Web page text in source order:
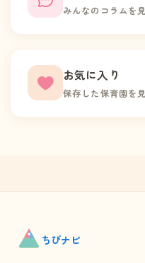
みんなのコラムを
お気に入り
保存した保育園を
ちびナビ